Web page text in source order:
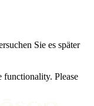
Sie es später
Please